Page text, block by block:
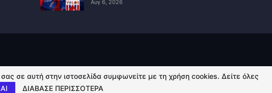
Αυγ 6, 2026
σε αυτή στην ιστοσελίδα συμφωνείτε με τη χρήση cookies. Δείτε όλες
ΔΙΑΒΑΣΕ ΠΕΡΙΣΣΟΤΕΡΑ